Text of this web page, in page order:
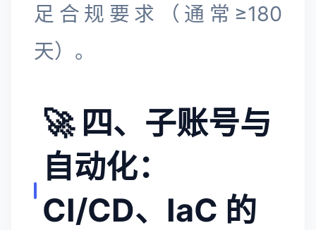
足合规要求（通常≥180
天）。
🚀 四、子账号与
自动化：
CI/CD、IaC 的